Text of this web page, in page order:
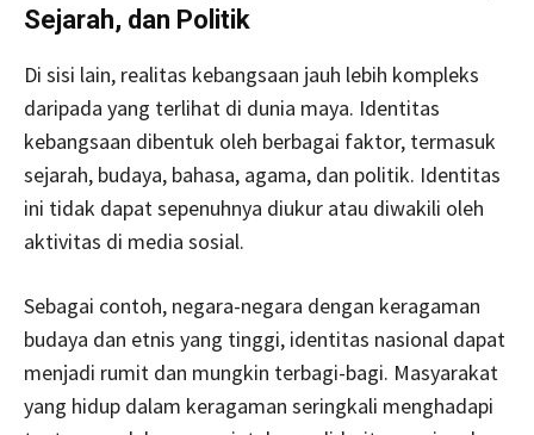
Sejarah, dan Politik
Di sisi lain, realitas kebangsaan jauh lebih kompleks
daripada yang terlihat di dunia maya. Identitas
kebangsaan dibentuk oleh berbagai faktor, termasuk
sejarah, budaya, bahasa, agama, dan politik. Identitas
ini tidak dapat sepenuhnya diukur atau diwakili oleh
aktivitas di media sosial.
Sebagai contoh, negara-negara dengan keragaman
budaya dan etnis yang tinggi, identitas nasional dapat
menjadi rumit dan mungkin terbagi-bagi. Masyarakat
yang hidup dalam keragaman seringkali menghadapi